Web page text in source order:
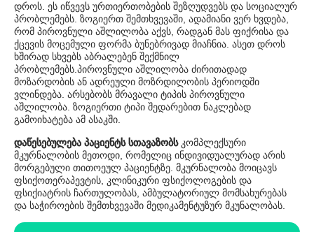
დროს. ეს იწვევს ურთიერთობების შეზღუდვებს და სოციალურ
პრობლემებს. ზოგიერთ შემთხვევაში, ადამიანი ვერ ხვდება,
რომ პიროვნული აშლილობა აქვს, რადგან მას ფიქრისა და
ქცევის მოცემული ფორმა ბუნებრივად მიაჩნია. ასეთ დროს
ხშირად სხვებს აბრალებენ შექმნილ
პრობლემებს.პიროვნული აშლილობა ძირითადად
მოზარდობის ან ადრეული მოზრდილობის პერიოდში
ვლინდება. არსებობს მრავალი ტიპის პიროვნული
აშლილობა. ზოგიერთი ტიპი შედარებით ნაკლებად
გამოიხატება ამ ასაკში.
დაწესებულება პაციენტს სთავაზობსკომპლექსური
მკურნალობის მეთოდი, რომელიც ინდივიდუალურად არის
მორგებული თითოეულ პაციენტზე. მკურნალობა მოიცავს
ფსიქოთერაპევტის, კლინიკური ფსიქოლოგების და
ფსიქიატრის ჩართულობას, ამბულატორიულ მომსახურებას
და საჭიროების შემთხვევაში მედიკამენტუზურ მკუნალობას.